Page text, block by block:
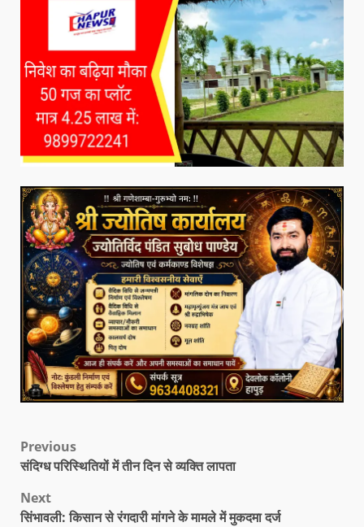
Previous
संदिग्ध परिस्थितियों में तीन दिन से व्यक्ति लापता
Next
सिंभावली: किसान से रंगदारी मांगने के मामले में मुकदमा दर्ज